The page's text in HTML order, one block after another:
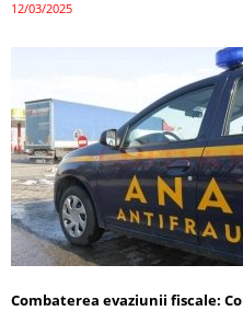
12/03/2025
Combaterea evaziunii fiscale: